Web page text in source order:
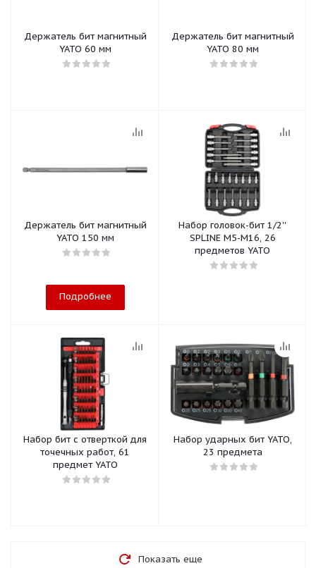
Держатель бит магнитный
YATO 60 мм
Держатель бит магнитный
YATO 80 мм
Держатель бит магнитный
YATO 150 мм
Подробнее
Набор головок-бит 1/2''
SPLINE M5-М16, 26
предметов YATO
Набор бит с отверткой для
точечных работ, 61
предмет YATO
Набор ударных бит YATO,
23 предмета
Показать еще